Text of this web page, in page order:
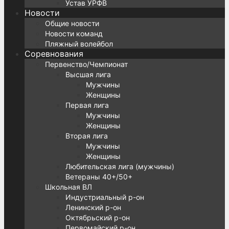
Устав УРФВ
Новости
Общие новости
Новости команд
Пляжный волейбол
Соревнования
Первенство/Чемпионат
Высшая лига
Мужчины
Женщины
Первая лига
Мужчины
Женщины
Вторая лига
Мужчины
Женщины
Любительская лига (мужчины)
Ветераны 40+/50+
Школьная ВЛ
Индустриальный р-он
Ленинский р-он
Октябрьский р-он